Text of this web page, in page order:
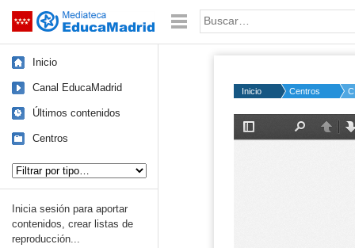
Saltar navegación Palabra o frase:
Inicio
Canal EducaMadrid
Últimos contenidos
Centros
Inicia sesión para aportar
contenidos, crear listas de
reproducción...
Inicio Centros